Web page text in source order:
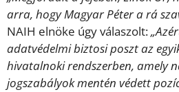
arra, hogy Magyar Péter a rá
NAIH elnöke úgy válaszolt:
adatvédelmi biztosi poszt az
hivatalnoki rendszerben, amely
jogszabályok mentén védett